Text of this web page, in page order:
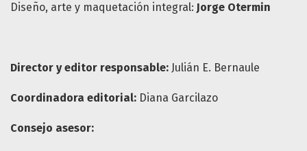
Diseño, arte y maquetación integral: Jorge Otermin
Director y editor responsable: Julián E. Bernaule
Coordinadora editorial: Diana Garcilazo
Consejo asesor: